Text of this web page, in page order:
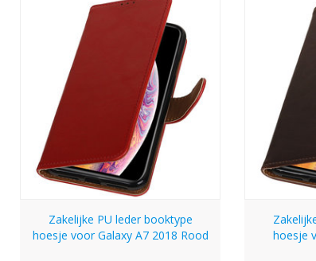
Zakelijke PU leder booktype
hoesje voor Galaxy A7 2018 Rood
hoesje